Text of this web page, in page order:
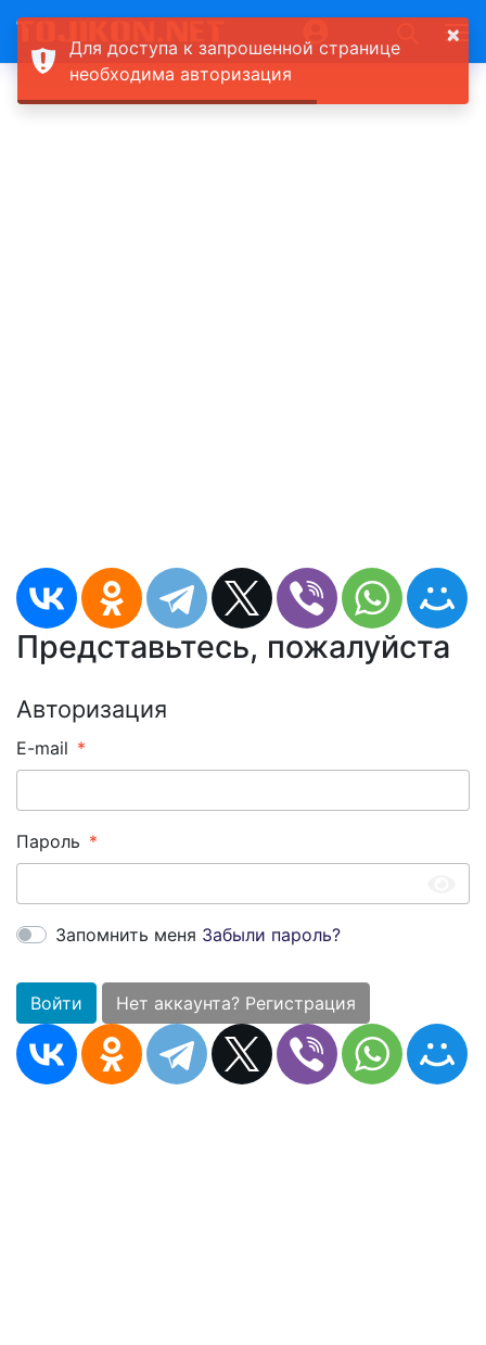
Представьтесь, пожалуйста
Авторизация
E-mail
Пароль
Запомнить меня Забыли пароль?
Войти Нет аккаунта? Регистрация
×
Для доступа к запрошенной странице
необходима авторизация